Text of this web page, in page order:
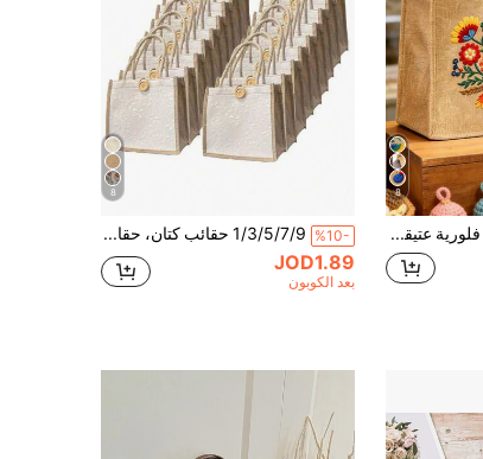
8
مجموعة حقيبة يد فلورية عتيقة بوهيمية، مجموعة حقيبة يد ومحفظة للنساء، ديكور بسيط، طباعة أسلوب مكسيكي، تشمل حقيبة تسوق وحقيبة عملات معدنية، حقيبة بأسلوب فني أوروبي شرقي ذات سعة كبيرة، حقيبة تخزين مستحضرات التجميل، حقيبة تسوق كبيرة السعة بسيطة، حقيبة تسوق محمولة عادية، حقيبة تسوق متعددة الوظائف. هدية لموسم العودة إلى المدرسة والسفر والعطلات، عيد الأم، العودة إلى المدرسة، موسم التخرج
8
%10- 1/3/5/7/9 حقائب كتان، حقائب تسوق، حقائب هدايا وصيفات العروس للزفاف
JOD1.89
بعد الكوبون